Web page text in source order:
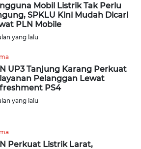
Mobil Listrik Tak Perlu
SPKLU Kini Mudah Dicari
PLN Mobile
yang lalu
UP3 Tanjung Karang Perkuat
Pelanggan Lewat
PS4
yang lalu
Perkuat Listrik Larat,